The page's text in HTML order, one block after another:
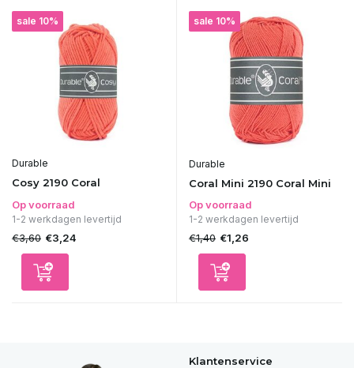
sale 10%
Durable
Cosy 2190 Coral
Op voorraad
1-2 werkdagen levertijd
€3,60 €3,24
sale 10%
Durable
Coral Mini 2190 Coral Mini
Op voorraad
1-2 werkdagen levertijd
€1,40 €1,26
Klantenservice